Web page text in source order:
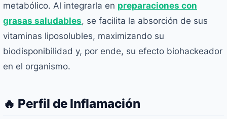
metabólico. Al integrarla en preparaciones con
grasas saludables, se facilita la absorción de sus
vitaminas liposolubles, maximizando su
biodisponibilidad y, por ende, su efecto biohackeador
en el organismo.
🔥 Perfil de Inflamación